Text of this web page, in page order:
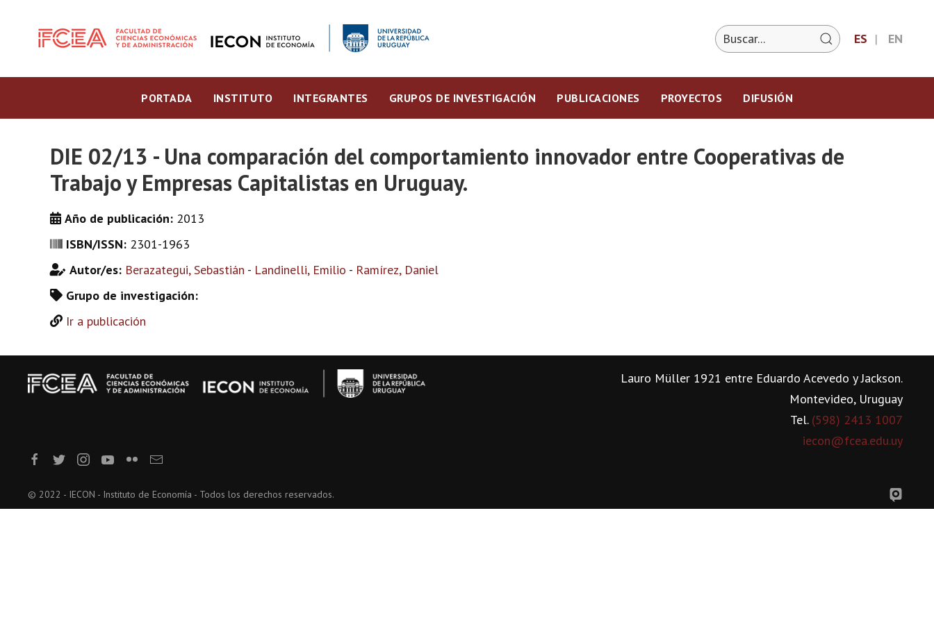
ES EN
PORTADA INSTITUTO INTEGRANTES GRUPOS DE INVESTIGACIÓN PUBLICACIONES PROYECTOS DIFUSIÓN
DIE 02/13 - Una comparación del comportamiento innovador entre Cooperativas de
Trabajo y Empresas Capitalistas en Uruguay.
Año de publicación: 2013
ISBN/ISSN: 2301-1963
Autor/es: Berazategui, Sebastián - Landinelli, Emilio - Ramírez, Daniel
Grupo de investigación:
Ir a publicación
Lauro Müller 1921 entre Eduardo Acevedo y Jackson.
Montevideo, Uruguay
Tel. (598) 2413 1007
iecon@fcea.edu.uy
© 2022 - IECON - Instituto de Economía - Todos los derechos reservados.